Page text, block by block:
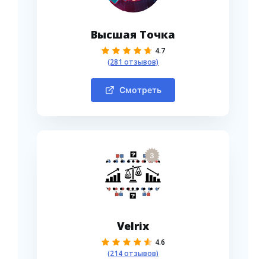
Высшая Точка
4.7
(281 отзывов)
Смотреть
3
Velrix
4.6
(214 отзывов)